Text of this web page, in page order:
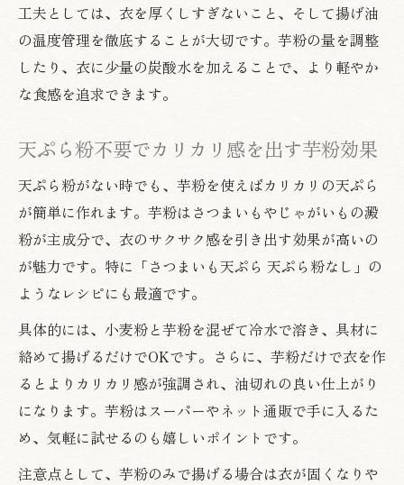
工夫としては、衣を厚くしすぎないこと、そして揚げ油
の温度管理を徹底することが大切です。芋粉の量を調整
したり、衣に少量の炭酸水を加えることで、より軽やか
な食感を追求できます。
天ぷら粉不要でカリカリ感を出す芋粉効果
天ぷら粉がない時でも、芋粉を使えばカリカリの天ぷら
が簡単に作れます。芋粉はさつまいもやじゃがいもの澱
粉が主成分で、衣のサクサク感を引き出す効果が高いの
が魅力です。特に「さつまいも天ぷら 天ぷら粉なし」の
ようなレシピにも最適です。
具体的には、小麦粉と芋粉を混ぜて冷水で溶き、具材に
絡めて揚げるだけでOKです。さらに、芋粉だけで衣を作
るとよりカリカリ感が強調され、油切れの良い仕上がり
になります。芋粉はスーパーやネット通販で手に入るた
め、気軽に試せるのも嬉しいポイントです。
注意点として、芋粉のみで揚げる場合は衣が固くなりや